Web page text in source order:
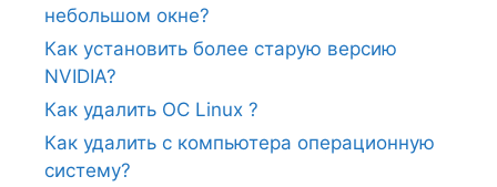
небольшом окне?
Как установить более старую версию
NVIDIA?
Как удалить ОС Linux ?
Как удалить с компьютера операционную
систему?